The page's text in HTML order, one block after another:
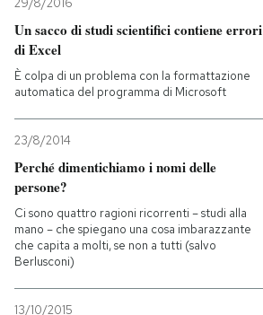
PODCAST
NEWSLETTER
I MIEI PREFERITI
SHOP
29/8/2016
Un sacco di studi scientifici contiene errori
di Excel
È colpa di un problema con la formattazione
automatica del programma di Microsoft
23/8/2014
Perché dimentichiamo i nomi delle
persone?
Ci sono quattro ragioni ricorrenti – studi alla
mano – che spiegano una cosa imbarazzante
che capita a molti, se non a tutti (salvo
Berlusconi)
13/10/2015